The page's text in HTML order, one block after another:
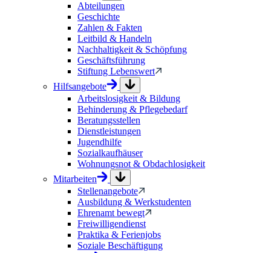
Abteilungen
Geschichte
Zahlen & Fakten
Leitbild & Handeln
Nachhaltigkeit & Schöpfung
Geschäftsführung
Stiftung Lebenswert
Hilfsangebote
Arbeitslosigkeit & Bildung
Behinderung & Pflegebedarf
Beratungsstellen
Dienstleistungen
Jugendhilfe
Sozialkaufhäuser
Wohnungsnot & Obdachlosigkeit
Mitarbeiten
Stellenangebote
Ausbildung & Werkstudenten
Ehrenamt bewegt
Freiwilligendienst
Praktika & Ferienjobs
Soziale Beschäftigung